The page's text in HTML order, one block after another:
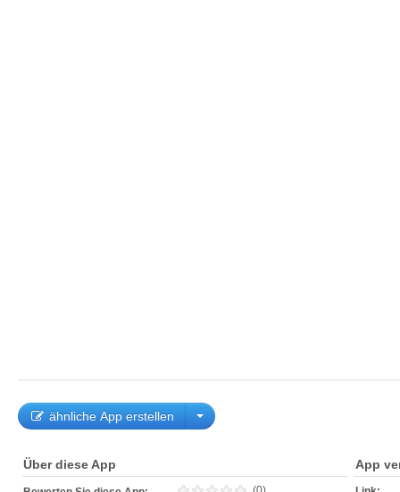
ähnliche App erstellen
Über diese App App